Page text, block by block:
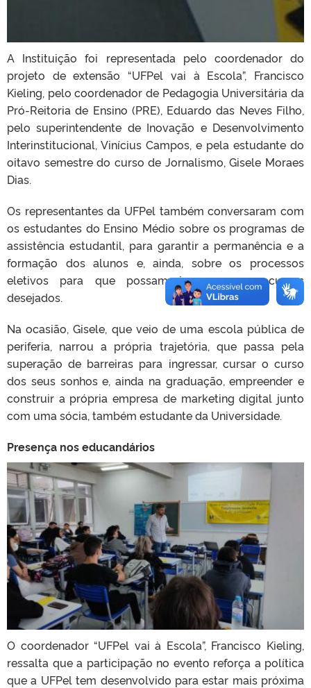
A Instituição foi representada pelo coordenador do
projeto de extensão “UFPel vai à Escola”, Francisco
Kieling, pelo coordenador de Pedagogia Universitária da
Pró-Reitoria de Ensino (PRE), Eduardo das Neves Filho,
pelo superintendente de Inovação e Desenvolvimento
Interinstitucional, Vinícius Campos, e pela estudante do
oitavo semestre do curso de Jornalismo, Gisele Moraes
Dias.
Os representantes da UFPel também conversaram com
os estudantes do Ensino Médio sobre os programas de
assistência estudantil, para garantir a permanência e a
formação dos alunos e, ainda, sobre os processos
eletivos para que possam ingressar nos cursos
desejados.
Na ocasião, Gisele, que veio de uma escola pública de
periferia, narrou a própria trajetória, que passa pela
superação de barreiras para ingressar, cursar o curso
dos seus sonhos e, ainda na graduação, empreender e
construir a própria empresa de marketing digital junto
com uma sócia, também estudante da Universidade.
Presença nos educandários
O coordenador “UFPel vai à Escola”, Francisco Kieling,
ressalta que a participação no evento reforça a política
que a UFPel tem desenvolvido para estar mais próxima